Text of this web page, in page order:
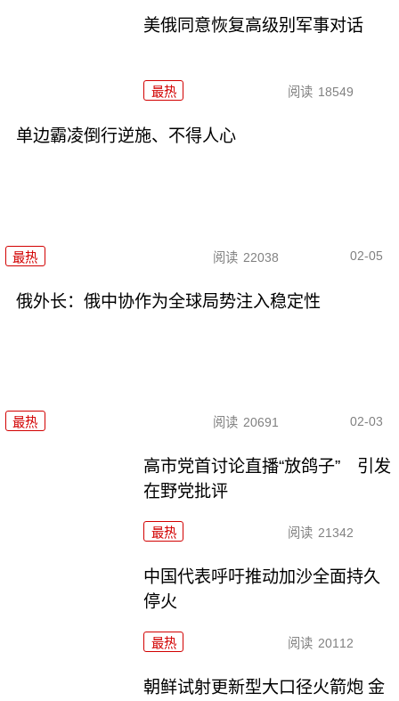
美俄同意恢复高级别军事对话
最热 阅读 18549
单边霸凌倒行逆施、不得人心
最热 阅读 22038 02-05
俄外长：俄中协作为全球局势注入稳定性
最热 阅读 20691 02-03
高市党首讨论直播“放鸽子” 引发
在野党批评
最热 阅读 21342
中国代表呼吁推动加沙全面持久
停火
最热 阅读 20112
朝鲜试射更新型大口径火箭炮 金